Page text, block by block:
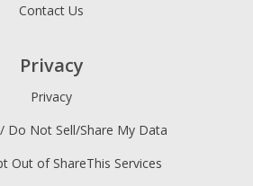
Contact Us
Privacy
Privacy
Do Not Sell/Share My Data
Out of ShareThis Services